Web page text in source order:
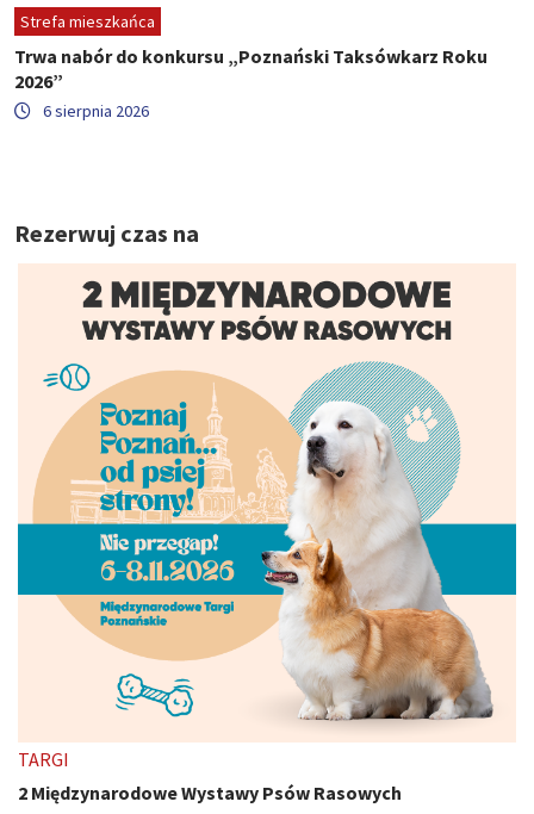
Strefa mieszkańca
Trwa nabór do konkursu „Poznański Taksówkarz Roku
2026”
6 sierpnia 2026
Rezerwuj czas na
TARGI
2 Międzynarodowe Wystawy Psów Rasowych